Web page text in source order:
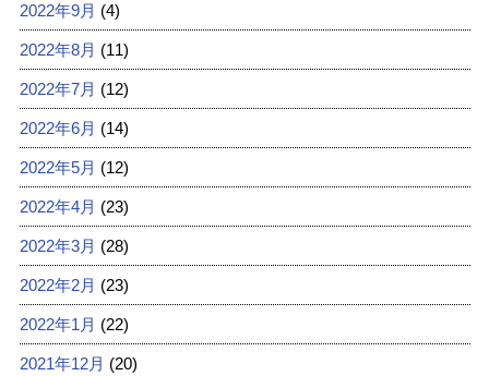
2022年9月 (4)
2022年8月 (11)
2022年7月 (12)
2022年6月 (14)
2022年5月 (12)
2022年4月 (23)
2022年3月 (28)
2022年2月 (23)
2022年1月 (22)
2021年12月 (20)